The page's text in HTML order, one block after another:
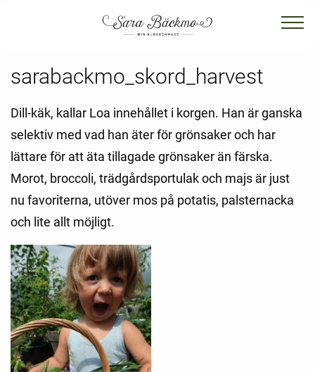
sarabackmo_skord_harvest
Dill-käk, kallar Loa innehållet i korgen. Han är ganska
selektiv med vad han äter för grönsaker och har
lättare för att äta tillagade grönsaker än färska.
Morot, broccoli, trädgårdsportulak och majs är just
nu favoriterna, utöver mos på potatis, palsternacka
och lite allt möjligt.